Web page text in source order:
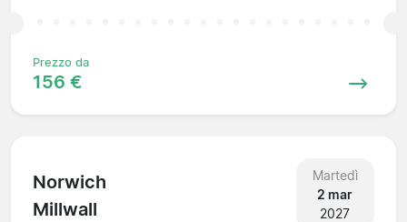
Prezzo da
156 €
Norwich
Millwall
Martedì
2 mar
2027